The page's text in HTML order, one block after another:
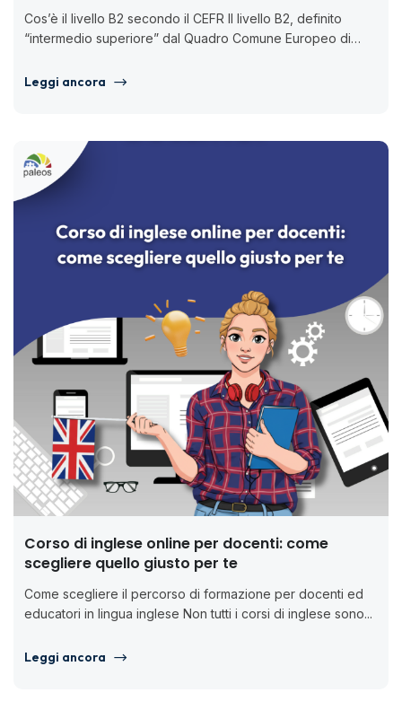
Cos’è il livello B2 secondo il CEFR Il livello B2, definito
“intermedio superiore” dal Quadro Comune Europeo di
Leggi ancora
Corso di inglese online per docenti: come
scegliere quello giusto per te
Come scegliere il percorso di formazione per docenti ed
educatori in lingua inglese Non tutti i corsi di inglese sono...
Leggi ancora